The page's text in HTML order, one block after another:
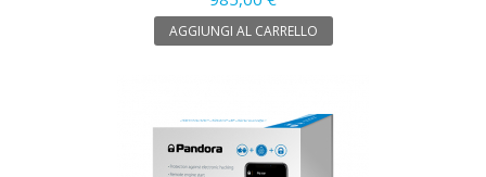
AGGIUNGI AL CARRELLO